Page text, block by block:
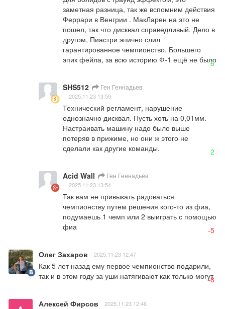
заметная разница, так же вспомним действия
Феррари в Венгрии . МакЛарен на это не
пошел, так что дисквал справедливый. Дело в
другом, Пиастри эпично слил
гарантированное чемпионство. Большего
эпик фейла, за всю историю Ф-1 ещё не было
6
SHS512 Ген Геннадьев
2025.11.23 13:59
Технический регламент, нарушение
однозначно дисквал. Пусть хоть на 0,01мм.
Настраивать машину надо было выше
потеряв в прижиме, но они ж этого не
сделали как другие команды.
2
Acid Wall Ген Геннадьев
2025.11.23 13:54
Так вам не привыкать радоваться
чемпионству путем решения кого-то из фиа,
подумаешь 1 чемп или 2 выиграть с помощью
фиа
-5
Олег Захаров 2025.11.23 12:47
Как 5 лет назад ему первое чемпионство подарили,
так и в этом году за уши натягивают как только могут
-8
Алексей Фирсов 2025.11.23 12:46